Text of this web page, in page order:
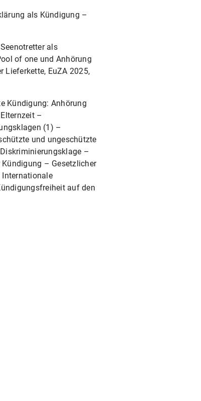
als Kündigung –
als
of one und Anhörung
Lieferkette, EuZA 2025,
Kündigung: Anhörung
–
(1) –
und ungeschützte
–
– Gesetzlicher
auf den